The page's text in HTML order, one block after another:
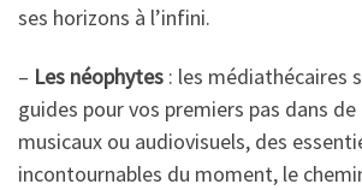
ses horizons à l’infini.
– Les néophytes : les médiathécaires
guides pour vos premiers pas dans de
musicaux ou audiovisuels, des
incontournables du moment, le